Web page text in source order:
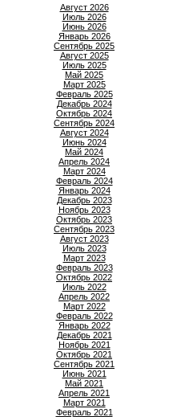
Август 2026
Июль 2026
Июнь 2026
Январь 2026
Сентябрь 2025
Август 2025
Июль 2025
Май 2025
Март 2025
Февраль 2025
Декабрь 2024
Октябрь 2024
Сентябрь 2024
Август 2024
Июнь 2024
Май 2024
Апрель 2024
Март 2024
Февраль 2024
Январь 2024
Декабрь 2023
Ноябрь 2023
Октябрь 2023
Сентябрь 2023
Август 2023
Июль 2023
Март 2023
Февраль 2023
Октябрь 2022
Июль 2022
Апрель 2022
Март 2022
Февраль 2022
Январь 2022
Декабрь 2021
Ноябрь 2021
Октябрь 2021
Сентябрь 2021
Июнь 2021
Май 2021
Апрель 2021
Март 2021
Февраль 2021